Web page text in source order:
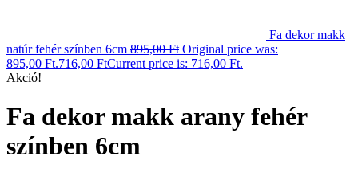
Fa dekor makk
natúr fehér színben 6cm 895,00Ft Original price was:
895,00 Ft.716,00 FtCurrent price is: 716,00 Ft.
Akció!
Fa dekor makk arany fehér
színben 6cm